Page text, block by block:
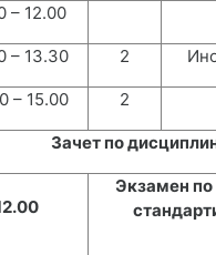
– 12.00
– 13.30 2
– 15.00 2
Зачет по
Экзамен